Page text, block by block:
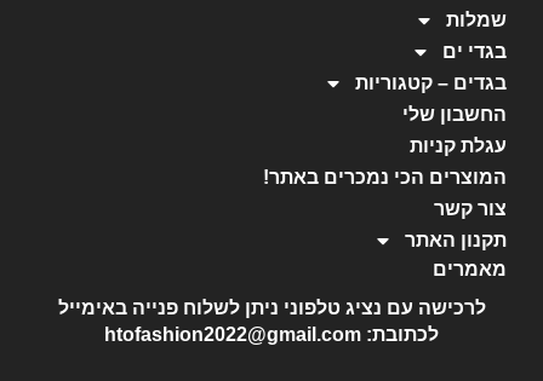
שמלות
בגדי ים
בגדים – קטגוריות
החשבון שלי
עגלת קניות
המוצרים הכי נמכרים באתר!
צור קשר
תקנון האתר
מאמרים
לרכישה עם נציג טלפוני ניתן לשלוח פנייה באימייל
לכתובת: htofashion2022@gmail.com